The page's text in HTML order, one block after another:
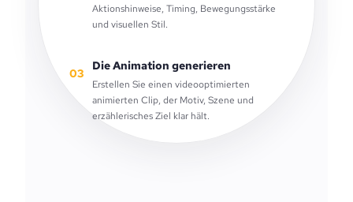
Aktionshinweise, Timing, Bewegungsstärke
und visuellen Stil.
03
Die Animation generieren
Erstellen Sie einen videooptimierten
animierten Clip, der Motiv, Szene und
erzählerisches Ziel klar hält.